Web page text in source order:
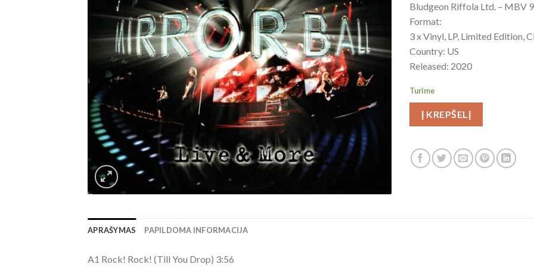
Bludgeon Riffola Ltd. – MBV
Format:
3 x Vinyl, LP, Limited Edition,
Country: US
Released: 2020
Turime
Į KREPŠELĮ
APRAŠYMAS PAPILDOMA INFORMACIJA
A1 Rock! Rock! (Till You Drop) 3:56